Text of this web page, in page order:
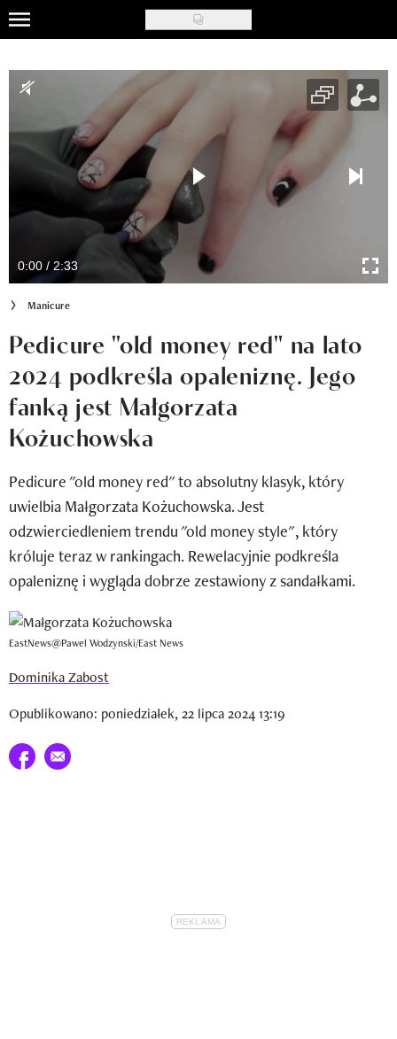
Skip
to
main
content
Moda
Ślub i wesele
Styl życia
Nasze akcje
Newsy
Newsletter
Wizaz Summer Influ School
Mój profil / Zarejestruj się
0:00 / 2:33
Manicure
Pedicure "old money red" na lato
2024 podkreśla opaleniznę. Jego
fanką jest Małgorzata
Kożuchowska
Pedicure "old money red" to absolutny klasyk, który
uwielbia Małgorzata Kożuchowska. Jest
odzwierciedleniem trendu "old money style", który
króluje teraz w rankingach. Rewelacyjnie podkreśla
opaleniznę i wygląda dobrze zestawiony z sandałkami.
EastNews@Pawel Wodzynski/East News
Dominika Zabost
Opublikowano: poniedziałek, 22 lipca 2024 13:19
Udostępnij na facebook
E-mail do przyjaciela